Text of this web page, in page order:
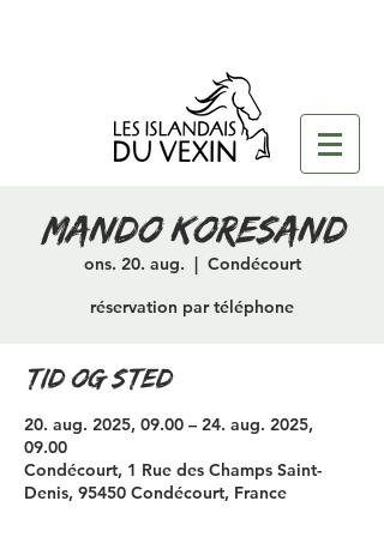
mando/koresand
ons. 20. aug.
  |
Condécourt
réservation par téléphone
Tid og sted
20. aug. 2025, 09.00 – 24. aug. 2025,
09.00
Condécourt, 1 Rue des Champs Saint-
Denis, 95450 Condécourt, France